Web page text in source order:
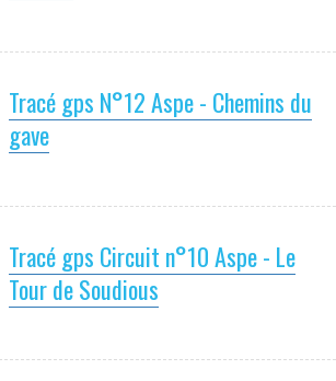
Tracé gps N°12 Aspe - Chemins du
gave
Tracé gps Circuit n°10 Aspe - Le
Tour de Soudious